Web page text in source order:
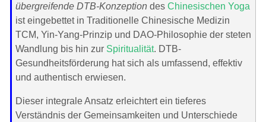
übergreifende DTB-Konzeption des Chinesischen Yoga
ist eingebettet in Traditionelle Chinesische Medizin
TCM, Yin-Yang-Prinzip und DAO-Philosophie der steten
Wandlung bis hin zur Spiritualität. DTB-
Gesundheitsförderung hat sich als umfassend, effektiv
und authentisch erwiesen.
Dieser integrale Ansatz erleichtert ein tieferes
Verständnis der Gemeinsamkeiten und Unterschiede